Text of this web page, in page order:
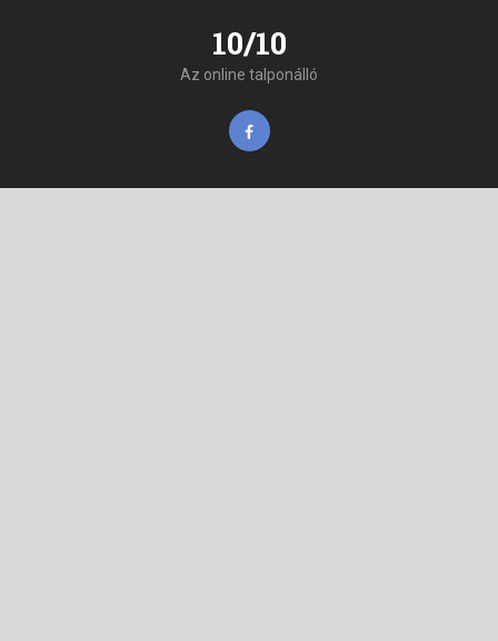
10/10
Az online talponálló